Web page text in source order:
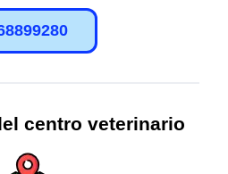
centro veterinario